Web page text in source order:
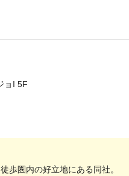
ョI 5F
歩圏内の好立地にある同社。